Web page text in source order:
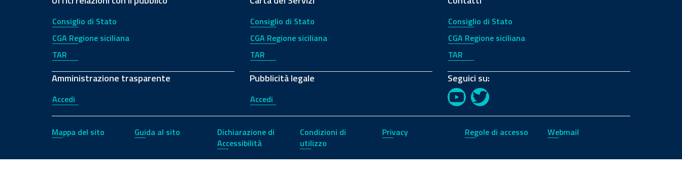
Consiglio di Stato
CGA Regione siciliana
TAR
Amministrazione trasparente
Accedi
Consiglio di Stato
CGA Regione siciliana
TAR
Pubblicità legale
Accedi
Consiglio di Stato
CGA Regione siciliana
TAR
Seguici su:
YouTubeTwitter
Mappa del sito Guida al sito
Dichiarazione di
Accessibilità
Condizioni di
utilizzo
Privacy Regole di accesso Webmail